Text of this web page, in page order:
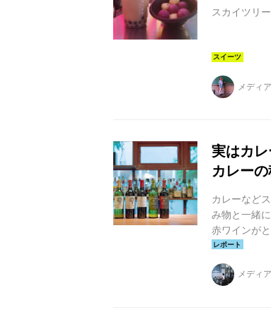
スカイツリ
メディ
実はカ
カレー
カレーなど
み物と一緒
赤ワインが
富なので今
します。 な
様々な香り
メディ